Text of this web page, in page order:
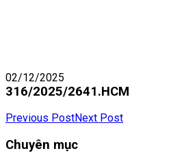
02/12/2025
316/2025/2641.HCM
Previous PostNext Post
Chuyên mục